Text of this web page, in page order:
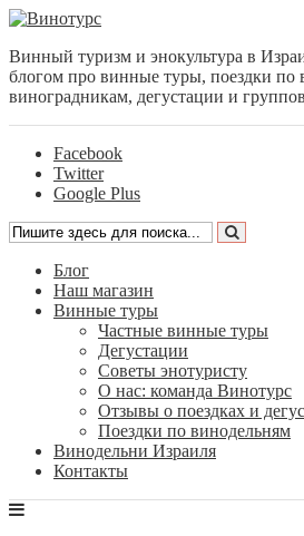
Винный туризм и энокультура в
блогом про винные туры, поездки по
виноградникам, дегустации и
Facebook
Twitter
Google Plus
Блог
Наш магазин
Винные туры
Частные винные туры
Дегустации
Советы энотуристу
О нас: команда Винотурс
Отзывы о поездках и
Поездки по винодельням
Винодельни Израиля
Контакты